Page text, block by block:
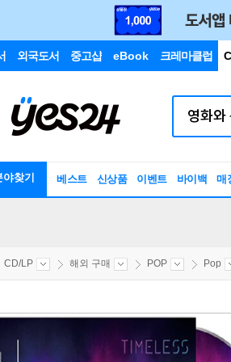
외국도서 중고샵 eBook 크레마클럽
찾기 베스트 신상품 이벤트 바이백 매
CD/LP 해외 구매 POP Pop